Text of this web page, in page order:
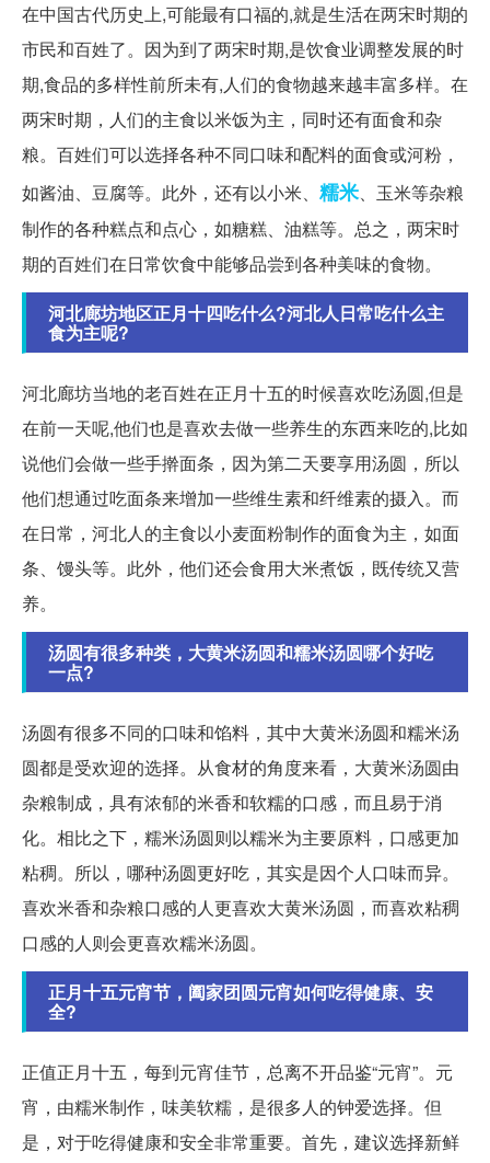
在中国古代历史上,可能最有口福的,就是生活在两宋时期的
市民和百姓了。因为到了两宋时期,是饮食业调整发展的时
期,食品的多样性前所未有,人们的食物越来越丰富多样。在
两宋时期，人们的主食以米饭为主，同时还有面食和杂
粮。百姓们可以选择各种不同口味和配料的面食或河粉，
如酱油、豆腐等。此外，还有以小米、 糯米、玉米等杂粮
制作的各种糕点和点心，如糖糕、油糕等。总之，两宋时
期的百姓们在日常饮食中能够品尝到各种美味的食物。
河北廊坊地区正月十四吃什么?河北人日常吃什么主
食为主呢?
河北廊坊当地的老百姓在正月十五的时候喜欢吃汤圆,但是
在前一天呢,他们也是喜欢去做一些养生的东西来吃的,比如
说他们会做一些手擀面条，因为第二天要享用汤圆，所以
他们想通过吃面条来增加一些维生素和纤维素的摄入。而
在日常，河北人的主食以小麦面粉制作的面食为主，如面
条、馒头等。此外，他们还会食用大米煮饭，既传统又营
养。
汤圆有很多种类，大黄米汤圆和糯米汤圆哪个好吃
一点?
汤圆有很多不同的口味和馅料，其中大黄米汤圆和糯米汤
圆都是受欢迎的选择。从食材的角度来看，大黄米汤圆由
杂粮制成，具有浓郁的米香和软糯的口感，而且易于消
化。相比之下，糯米汤圆则以糯米为主要原料，口感更加
粘稠。所以，哪种汤圆更好吃，其实是因个人口味而异。
喜欢米香和杂粮口感的人更喜欢大黄米汤圆，而喜欢粘稠
口感的人则会更喜欢糯米汤圆。
正月十五元宵节，阖家团圆元宵如何吃得健康、安
全?
正值正月十五，每到元宵佳节，总离不开品鉴“元宵”。元
宵，由糯米制作，味美软糯，是很多人的钟爱选择。但
是，对于吃得健康和安全非常重要。首先，建议选择新鲜